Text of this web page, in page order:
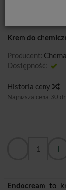
Krem do
Producent: Chema
Dostępność:
Historia ceny
Najniższa cena 30
Endocream to